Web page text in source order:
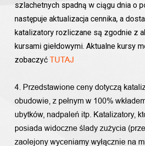
szlachetnych spadną w ciągu dnia o
następuje aktualizacja cennika, a
katalizatory rozliczane są zgodnie z
kursami giełdowymi. Aktualne kursy
zobaczyć TUTAJ
4. Przedstawione ceny dotyczą
obudowie, z pełnym w 100%
ubytków, nadpaleń itp. Katalizatory,
posiada widoczne ślady zużycia
zaolejony wyceniamy wyłącznie na